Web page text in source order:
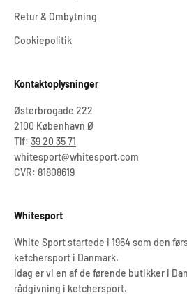
Retur & Ombytning
Cookiepolitik
Kontaktoplysninger
Østerbrogade 222
2100 København Ø
Tlf: 39 20 35 71
whitesport@whitesport.com
CVR: 81808619
Whitesport
White Sport startede i 1964 som den
ketchersport i Danmark.
Idag er vi en af de førende butikker i
rådgivning i ketchersport.